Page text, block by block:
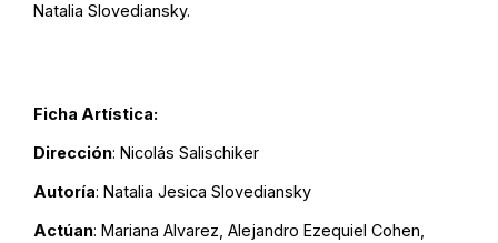
Natalia Slovediansky.
Ficha Artística:
Dirección: Nicolás Salischiker
Autoría: Natalia Jesica Slovediansky
Actúan: Mariana Alvarez, Alejandro Ezequiel Cohen,